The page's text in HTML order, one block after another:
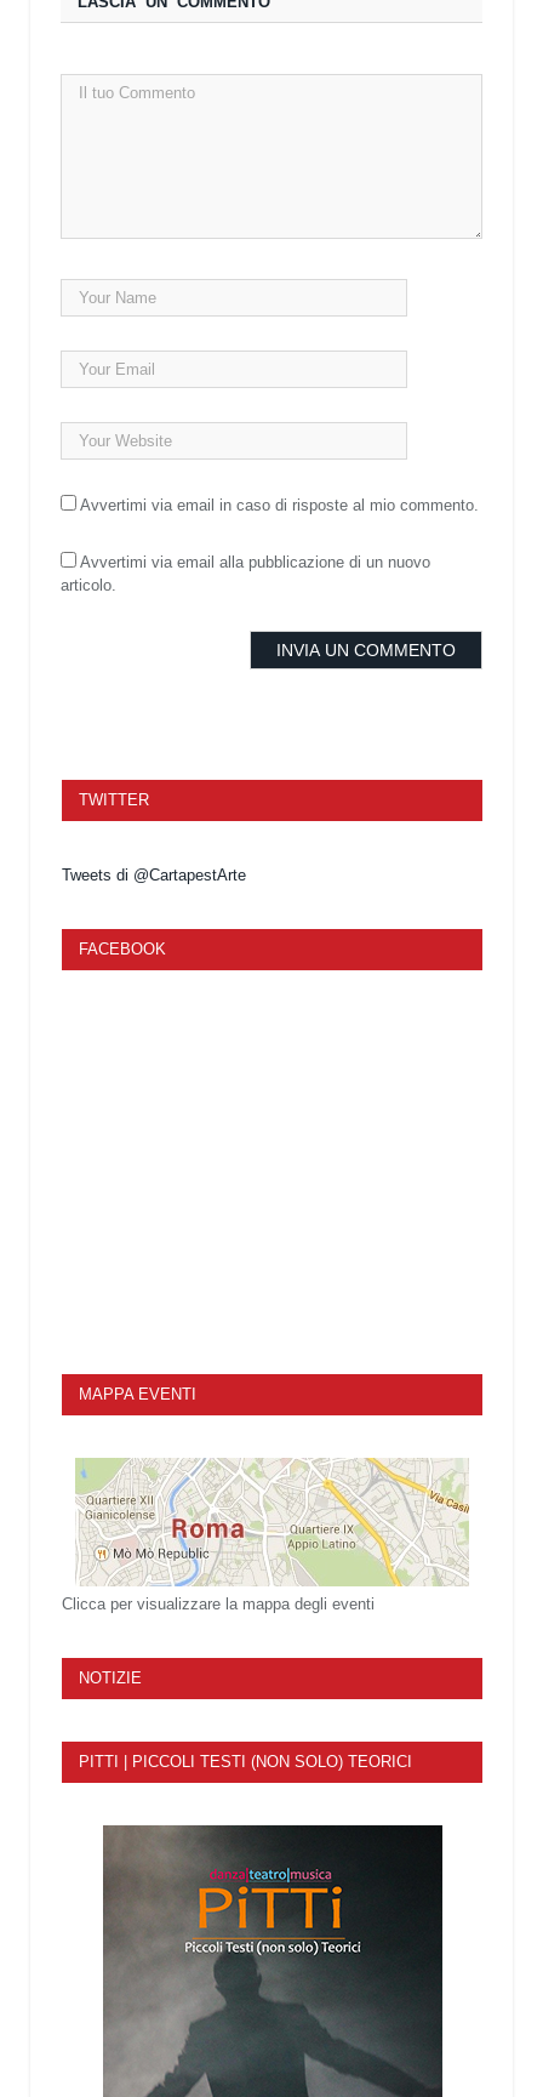
Avvertimi via email in caso di risposte al mio commento.
Avvertimi via email alla pubblicazione di un nuovo
articolo.
TWITTER
Tweets di @CartapestArte
FACEBOOK
MAPPA EVENTI
Clicca per visualizzare la mappa degli eventi
NOTIZIE
PITTI | PICCOLI TESTI (NON SOLO) TEORICI